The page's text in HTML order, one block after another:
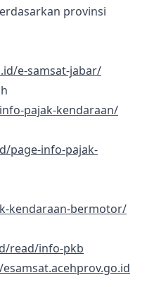
provinsi
e-samsat-jabar/
pajak-kendaraan/
page-info-pajak-
kendaraan-bermotor/
read/info-pkb